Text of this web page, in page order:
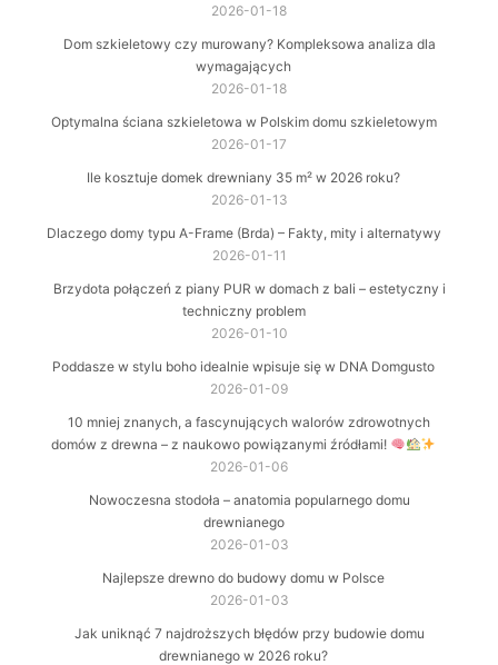
2026-01-18
Dom szkieletowy czy murowany? Kompleksowa analiza dla
wymagających
2026-01-18
Optymalna ściana szkieletowa w Polskim domu szkieletowym
2026-01-17
Ile kosztuje domek drewniany 35 m² w 2026 roku?
2026-01-13
Dlaczego domy typu A-Frame (Brda) – Fakty, mity i alternatywy
2026-01-11
Brzydota połączeń z piany PUR w domach z bali – estetyczny i
techniczny problem
2026-01-10
Poddasze w stylu boho idealnie wpisuje się w DNA Domgusto
2026-01-09
10 mniej znanych, a fascynujących walorów zdrowotnych
domów z drewna – z naukowo powiązanymi źródłami!
2026-01-06
Nowoczesna stodoła – anatomia popularnego domu
drewnianego
2026-01-03
Najlepsze drewno do budowy domu w Polsce
2026-01-03
Jak uniknąć 7 najdroższych błędów przy budowie domu
drewnianego w 2026 roku?